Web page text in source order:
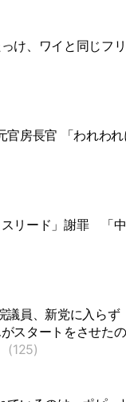
け、ワイと同じフ
官房長官 「われわ
リード」謝罪
「
議員、新党に入ら
スタートをさせた
(125)